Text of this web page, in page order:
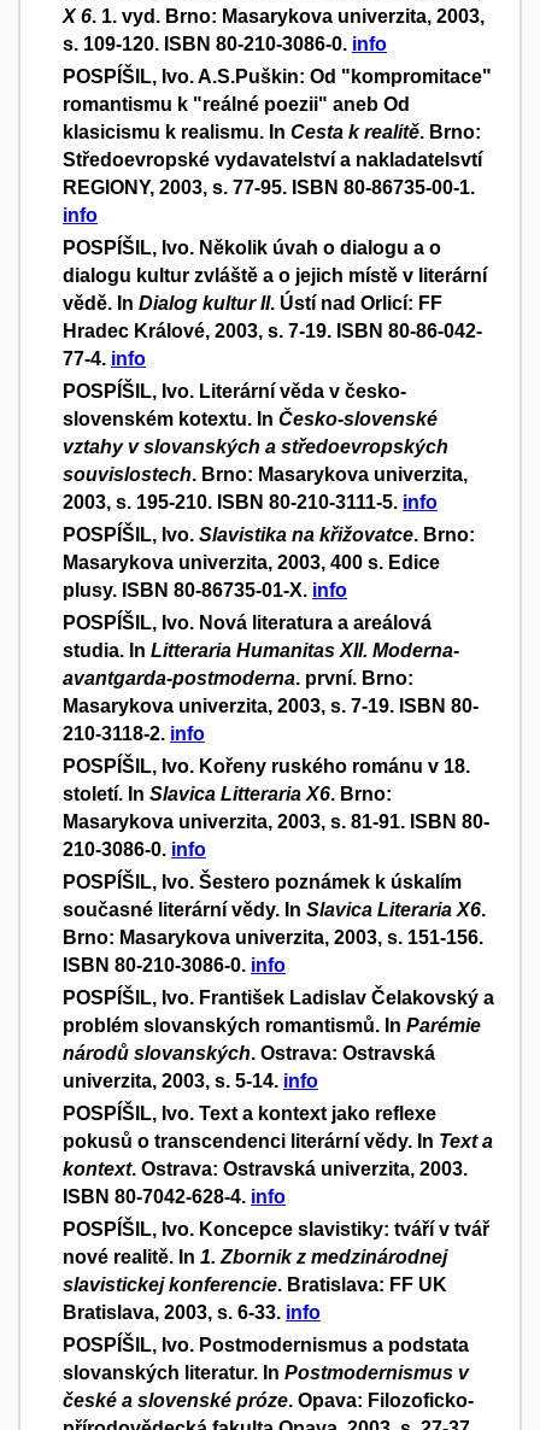
X 6. 1. vyd. Brno: Masarykova univerzita, 2003,
s. 109-120. ISBN 80-210-3086-0. info
POSPÍŠIL, Ivo. A.S.Puškin: Od "kompromitace"
romantismu k "reálné poezii" aneb Od
klasicismu k realismu. In Cesta k realitě. Brno:
Středoevropské vydavatelství a nakladatelsvtí
REGIONY, 2003, s. 77-95. ISBN 80-86735-00-1.
info
POSPÍŠIL, Ivo. Několik úvah o dialogu a o
dialogu kultur zvláště a o jejich místě v literární
vědě. In Dialog kultur II. Ústí nad Orlicí: FF
Hradec Králové, 2003, s. 7-19. ISBN 80-86-042-
77-4. info
POSPÍŠIL, Ivo. Literární věda v česko-
slovenském kotextu. In Česko-slovenské
vztahy v slovanských a středoevropských
souvislostech. Brno: Masarykova univerzita,
2003, s. 195-210. ISBN 80-210-3111-5. info
POSPÍŠIL, Ivo. Slavistika na křižovatce. Brno:
Masarykova univerzita, 2003, 400 s. Edice
plusy. ISBN 80-86735-01-X. info
POSPÍŠIL, Ivo. Nová literatura a areálová
studia. In Litteraria Humanitas XII. Moderna-
avantgarda-postmoderna. první. Brno:
Masarykova univerzita, 2003, s. 7-19. ISBN 80-
210-3118-2. info
POSPÍŠIL, Ivo. Kořeny ruského románu v 18.
století. In Slavica Litteraria X6. Brno:
Masarykova univerzita, 2003, s. 81-91. ISBN 80-
210-3086-0. info
POSPÍŠIL, Ivo. Šestero poznámek k úskalím
současné literární vědy. In Slavica Literaria X6.
Brno: Masarykova univerzita, 2003, s. 151-156.
ISBN 80-210-3086-0. info
POSPÍŠIL, Ivo. František Ladislav Čelakovský a
problém slovanských romantismů. In Parémie
národů slovanských. Ostrava: Ostravská
univerzita, 2003, s. 5-14. info
POSPÍŠIL, Ivo. Text a kontext jako reflexe
pokusů o transcendenci literární vědy. In Text a
kontext. Ostrava: Ostravská univerzita, 2003.
ISBN 80-7042-628-4. info
POSPÍŠIL, Ivo. Koncepce slavistiky: tváří v tvář
nové realitě. In 1. Zbornik z medzinárodnej
slavistickej konferencie. Bratislava: FF UK
Bratislava, 2003, s. 6-33. info
POSPÍŠIL, Ivo. Postmodernismus a podstata
slovanských literatur. In Postmodernismus v
české a slovenské próze. Opava: Filozoficko-